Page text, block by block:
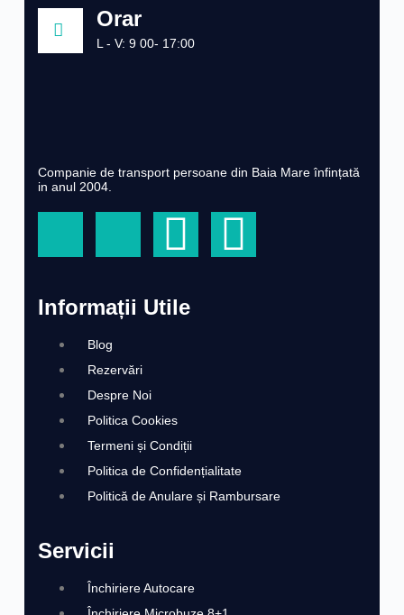
Orar
L - V: 9 00- 17:00
Companie de transport persoane din Baia Mare înfințată
in anul 2004.
Informații Utile
Blog
Rezervări
Despre Noi
Politica Cookies
Termeni și Condiții
Politica de Confidențialitate
Politică de Anulare și Rambursare
Servicii
Închiriere Autocare